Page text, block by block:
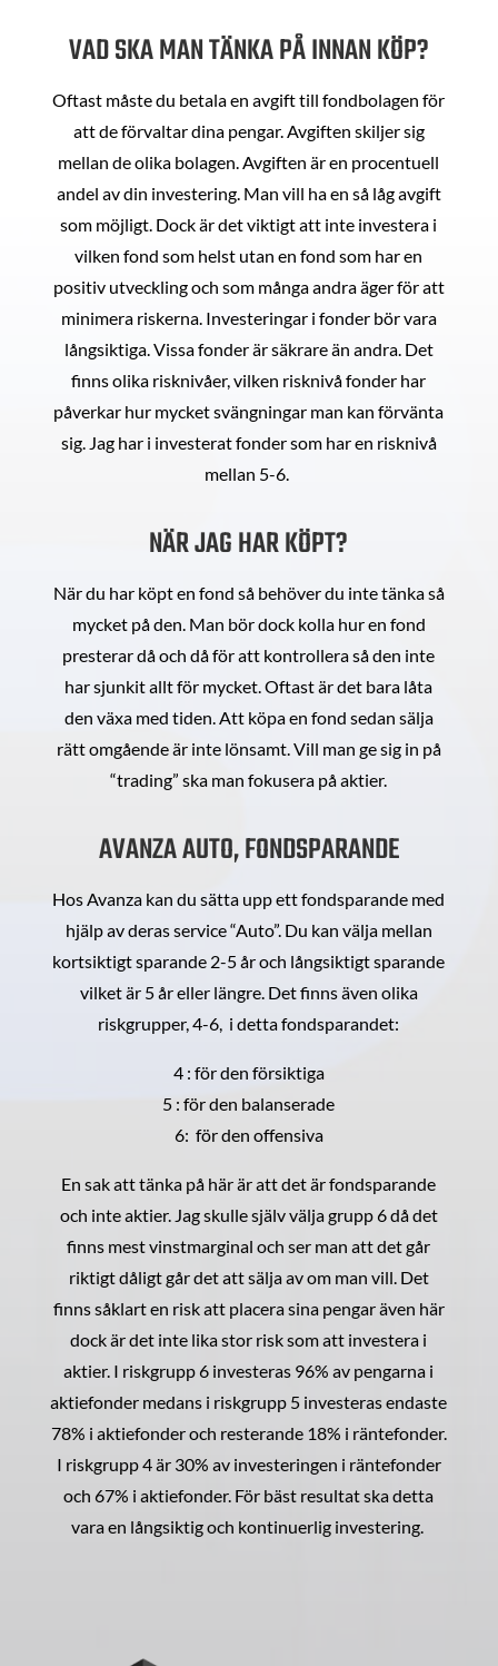
VAD SKA MAN TÄNKA PÅ INNAN KÖP?
Oftast måste du betala en avgift till fondbolagen för
att de förvaltar dina pengar. Avgiften skiljer sig
mellan de olika bolagen. Avgiften är en procentuell
andel av din investering. Man vill ha en så låg avgift
som möjligt. Dock är det viktigt att inte investera i
vilken fond som helst utan en fond som har en
positiv utveckling och som många andra äger för att
minimera riskerna. Investeringar i fonder bör vara
långsiktiga. Vissa fonder är säkrare än andra. Det
finns olika risknivåer, vilken risknivå fonder har
påverkar hur mycket svängningar man kan förvänta
sig. Jag har i investerat fonder som har en risknivå
mellan 5-6.
NÄR JAG HAR KÖPT?
När du har köpt en fond så behöver du inte tänka så
mycket på den. Man bör dock kolla hur en fond
presterar då och då för att kontrollera så den inte
har sjunkit allt för mycket. Oftast är det bara låta
den växa med tiden. Att köpa en fond sedan sälja
rätt omgående är inte lönsamt. Vill man ge sig in på
“trading” ska man fokusera på aktier.
AVANZA AUTO, FONDSPARANDE
Hos Avanza kan du sätta upp ett fondsparande med
hjälp av deras service “Auto”. Du kan välja mellan
kortsiktigt sparande 2-5 år och långsiktigt sparande
vilket är 5 år eller längre. Det finns även olika
riskgrupper, 4-6, i detta fondsparandet:
4 : för den försiktiga
5 : för den balanserade
6: för den offensiva
En sak att tänka på här är att det är fondsparande
och inte aktier. Jag skulle själv välja grupp 6 då det
finns mest vinstmarginal och ser man att det går
riktigt dåligt går det att sälja av om man vill. Det
finns såklart en risk att placera sina pengar även här
dock är det inte lika stor risk som att investera i
aktier. I riskgrupp 6 investeras 96% av pengarna i
aktiefonder medans i riskgrupp 5 investeras endaste
78% i aktiefonder och resterande 18% i räntefonder.
I riskgrupp 4 är 30% av investeringen i räntefonder
och 67% i aktiefonder. För bäst resultat ska detta
vara en långsiktig och kontinuerlig investering.